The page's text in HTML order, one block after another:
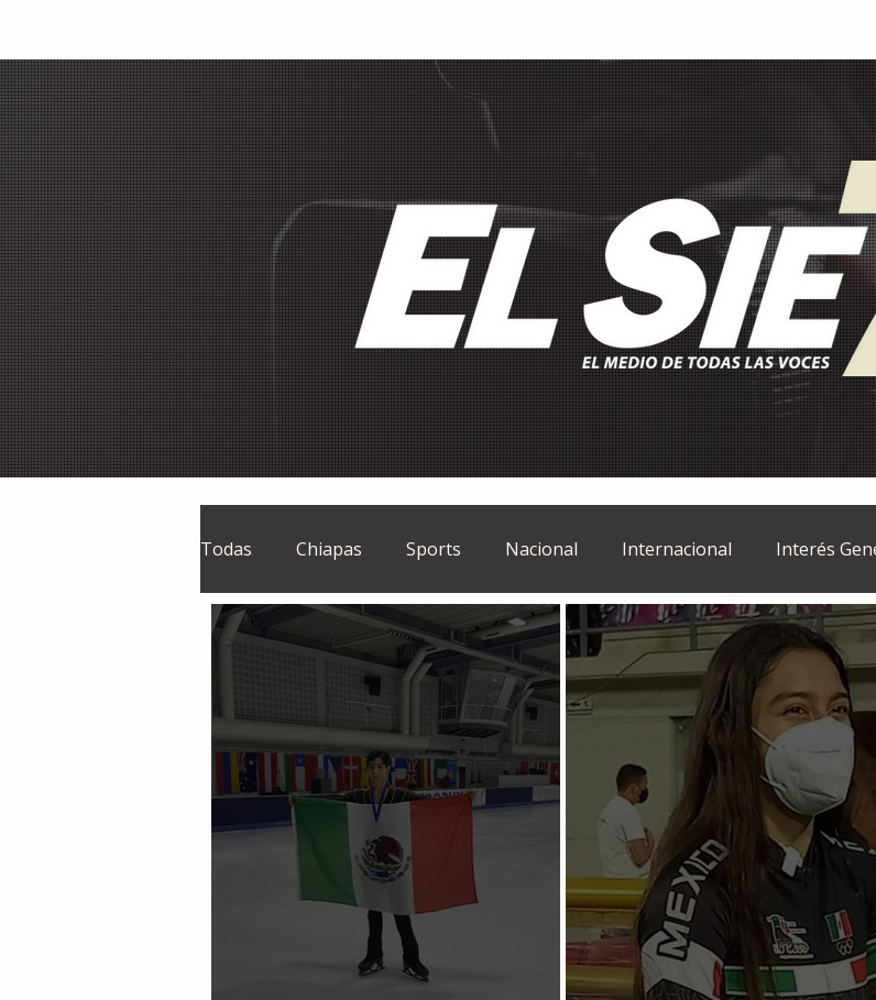
Todas Chiapas Sports Nacional Internacional Interés
El Sie7e Temas Centrales Estilo de vida Israel bano
Grupo Financiero Continental